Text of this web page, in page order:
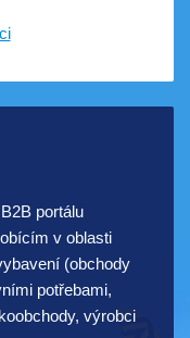
portálu
v oblasti
(obchody
potřebami,
výrobci